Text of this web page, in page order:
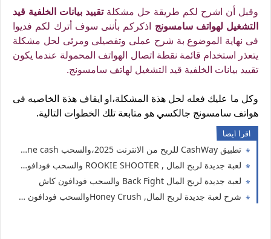
وقبل أن اشرح لكم طريقة حل مشكلةتقييد بيانات الخلفية قيد
التشغيل لهواتف سامسونج اذكركم بأننى سوف أترك لكم فديوا
فى نهاية الموضوع بة شرح عملى وتفصيلى ومرئى لحل مشكلة
يتعذر استخدام قائمة نقطة اتصال الهواتف المحمولة عندما يكون
تقييد بيانات الخلفية قيد التشغيل لهاتف سامسونج.
وكل ما عليك فعله لحل هذة المشكلة،او ايقاف هذة الخاصيه فى
هواتف سامسونج جالكسي هو متابعة تلك الخطوات التالية.
اقرا ايضا
تطبيق CashWay للربح من الانترنت 2025،والسحب Vodafone cash
لعبة جديدة لربح المال , ROOKIE SHOOTER والسحب فودافون كاش2025
لعبة جديدة لربح المال Back Fight والسحب فودافون كاش
شرح لعبة جديدة لربح المال, Honey Crushوالسحب فودافون كاش,اتصالات كاش,اورنج كاش